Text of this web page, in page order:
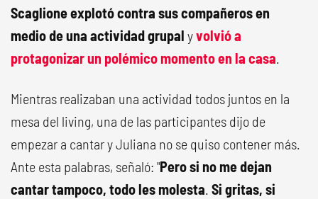
Scaglione explotó contra sus compañeros en
medio de una actividad grupal yvolvió a
protagonizar un polémico momento en la casa.
Mientras realizaban una actividad todos juntos en la
mesa del living, una de las participantes dijo de
empezar a cantar y Juliana no se quiso contener más.
Ante esta palabras, señaló: "Pero si no me dejan
cantar tampoco, todo les molesta. Si gritas, si